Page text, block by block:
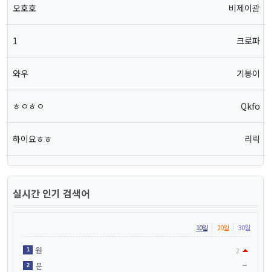
오호호 비제이괌
1 크로파
와우 기봉이
ㅎㅇㅎㅇ Qkfo
하이요ㅎㅎ 리릭
실시간 인기 검색어
10일 20일 30일
1 원 2
2 문